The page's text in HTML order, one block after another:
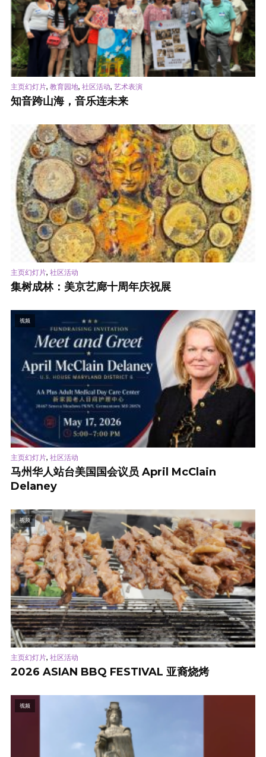
主页幻灯片, 教育园地, 社区活动, 艺术表演
知音跨山海，音乐连未来
主页幻灯片, 社区活动
集树成林：美京艺廊十周年庆祝展
视频
主页幻灯片, 社区活动
马州华人站台美国国会议员 April McClain
Delaney
视频
主页幻灯片, 社区活动
2026 ASIAN BBQ FESTIVAL 亚裔烧烤
视频